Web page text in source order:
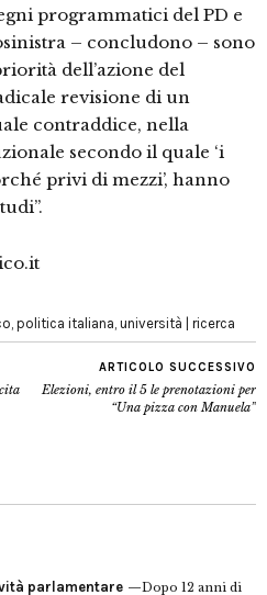
programmatici del PD e
– concludono – sono
dell’azione del
revisione di un
contraddice, nella
secondo il quale ‘i
privi di mezzi’, hanno
, politica italiana, università | ricerca
ARTICOLO SUCCESSIVO
Elezioni, entro il 5 le prenotazioni per
“Una pizza con Manuela”
parlamentare Dopo 12 anni di